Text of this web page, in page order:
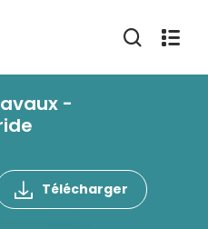
-
Télécharger